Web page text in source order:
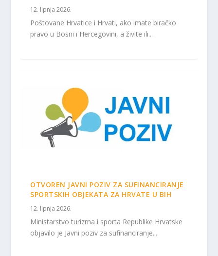
12. lipnja 2026.
Poštovane Hrvatice i Hrvati, ako imate biračko
pravo u Bosni i Hercegovini, a živite ili...
OTVOREN JAVNI POZIV ZA SUFINANCIRANJE
SPORTSKIH OBJEKATA ZA HRVATE U BIH
12. lipnja 2026.
Ministarstvo turizma i sporta Republike Hrvatske
objavilo je Javni poziv za sufinanciranje...